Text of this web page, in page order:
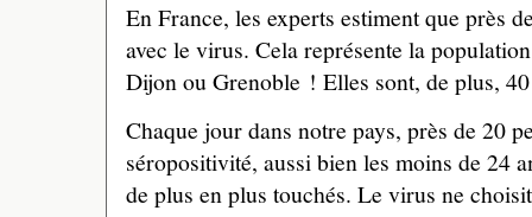
En France, les experts estiment que près
avec le virus. Cela représente la
Dijon ou Grenoble ! Elles sont, de plus,
Chaque jour dans notre pays, près de 20
séropositivité, aussi bien les moins de 24
de plus en plus touchés. Le virus ne